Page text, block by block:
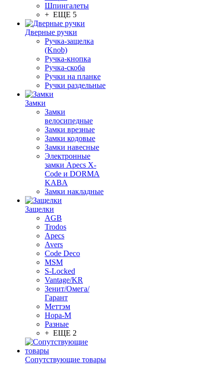
Шпингалеты
+ ЕЩЕ 5
Дверные ручки
Ручка-защелка
(Knob)
Ручка-кнопка
Ручка-скоба
Ручки на планке
Ручки раздельные
Замки
Замки
велосипедные
Замки врезные
Замки кодовые
Замки навесные
Электронные
замки Apecs X-
Code и DORMA
KABA
Замки накладные
Защелки
AGB
Trodos
Apecs
Avers
Code Deco
MSM
S-Locked
Vantage/KR
Зенит/Омега/
Гарант
Меттэм
Нора-М
Разные
+ ЕЩЕ 2
Сопутствующие товары